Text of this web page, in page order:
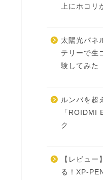
上にホコリ
太陽光パネ
テリーで生
験してみた
ルンバを超
「ROIDMI
ク
【レビュ
る！XP-